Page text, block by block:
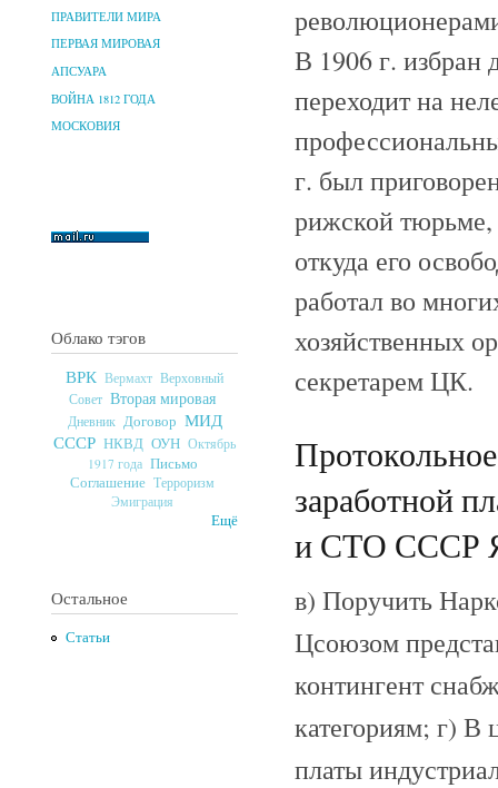
ПРАВИТЕЛИ МИРА
ПЕРВАЯ МИРОВАЯ
АПСУАРА
ВОЙНА 1812 ГОДА
МОСКОВИЯ
Облако тэгов
ВРК Вермахт Верховный
Совет Вторая мировая
Дневник Договор МИД
СССР НКВД ОУН Октябрь
1917 года Письмо
Соглашение Терроризм
Эмиграция
Ещё
Остальное
Статьи
В 1906 г. избран
переходит на
г. был
рижской тюрьме,
откуда его
работал во
хозяйственных
секретарем ЦК.
заработной
и СТО СССР
в) Поручить
Цсоюзом
контингент
категориям; г) В
платы